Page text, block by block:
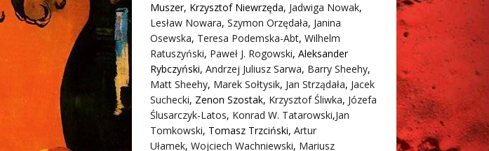
Muszer, Krzysztof Niewrzęda, Jadwiga Nowak,
Lesław Nowara, Szymon Orzędała, Janina
Osewska, Teresa Podemska-Abt, Wilhelm
Ratuszyński, Paweł J. Rogowski, Aleksander
Rybczyński, Andrzej Juliusz Sarwa, Barry Sheehy,
Matt Sheehy, Marek Sołtysik, Jan Strządała, Jacek
Suchecki, Zenon Szostak, Krzysztof Śliwka, Józefa
Ślusarczyk-Latos, Konrad W. Tatarowski,Jan
Tomkowski, Tomasz Trzciński, Artur
Ułamek, Wojciech Wachniewski, Mariusz